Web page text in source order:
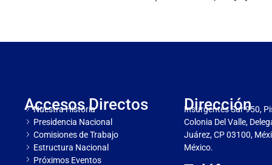
Accesos Directos
Nuestra Historia
Presidencia Nacional
Comisiones de Trabajo
Estructura Nacional
Próximos Eventos
Dirección
Insurgentes Sur 950,
Colonia Del Valle,
Juárez, CP 03100,
México.